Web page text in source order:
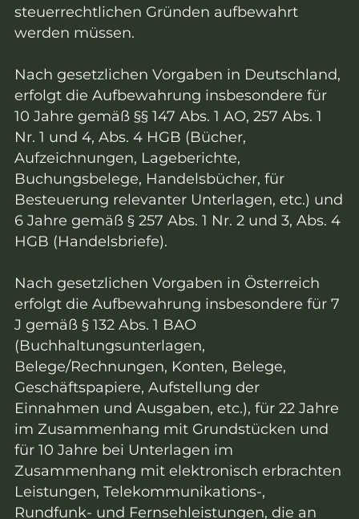
steuerrechtlichen Gründen aufbewahrt
werden müssen.
Nach gesetzlichen Vorgaben in Deutschland,
erfolgt die Aufbewahrung insbesondere für
10 Jahre gemäß §§ 147 Abs. 1 AO, 257 Abs. 1
Nr. 1 und 4, Abs. 4 HGB (Bücher,
Aufzeichnungen, Lageberichte,
Buchungsbelege, Handelsbücher, für
Besteuerung relevanter Unterlagen, etc.) und
6 Jahre gemäß § 257 Abs. 1 Nr. 2 und 3, Abs. 4
HGB (Handelsbriefe).
Nach gesetzlichen Vorgaben in Österreich
erfolgt die Aufbewahrung insbesondere für 7
J gemäß § 132 Abs. 1 BAO
(Buchhaltungsunterlagen,
Belege/Rechnungen, Konten, Belege,
Geschäftspapiere, Aufstellung der
Einnahmen und Ausgaben, etc.), für 22 Jahre
im Zusammenhang mit Grundstücken und
für 10 Jahre bei Unterlagen im
Zusammenhang mit elektronisch erbrachten
Leistungen, Telekommunikations-,
Rundfunk- und Fernsehleistungen, die an